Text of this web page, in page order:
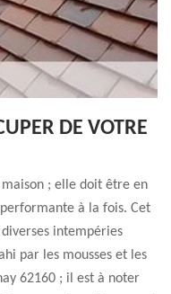
DE VOTRE
; elle doit être en
à la fois. Cet
intempéries
par les mousses et les
62160 ; il est à noter